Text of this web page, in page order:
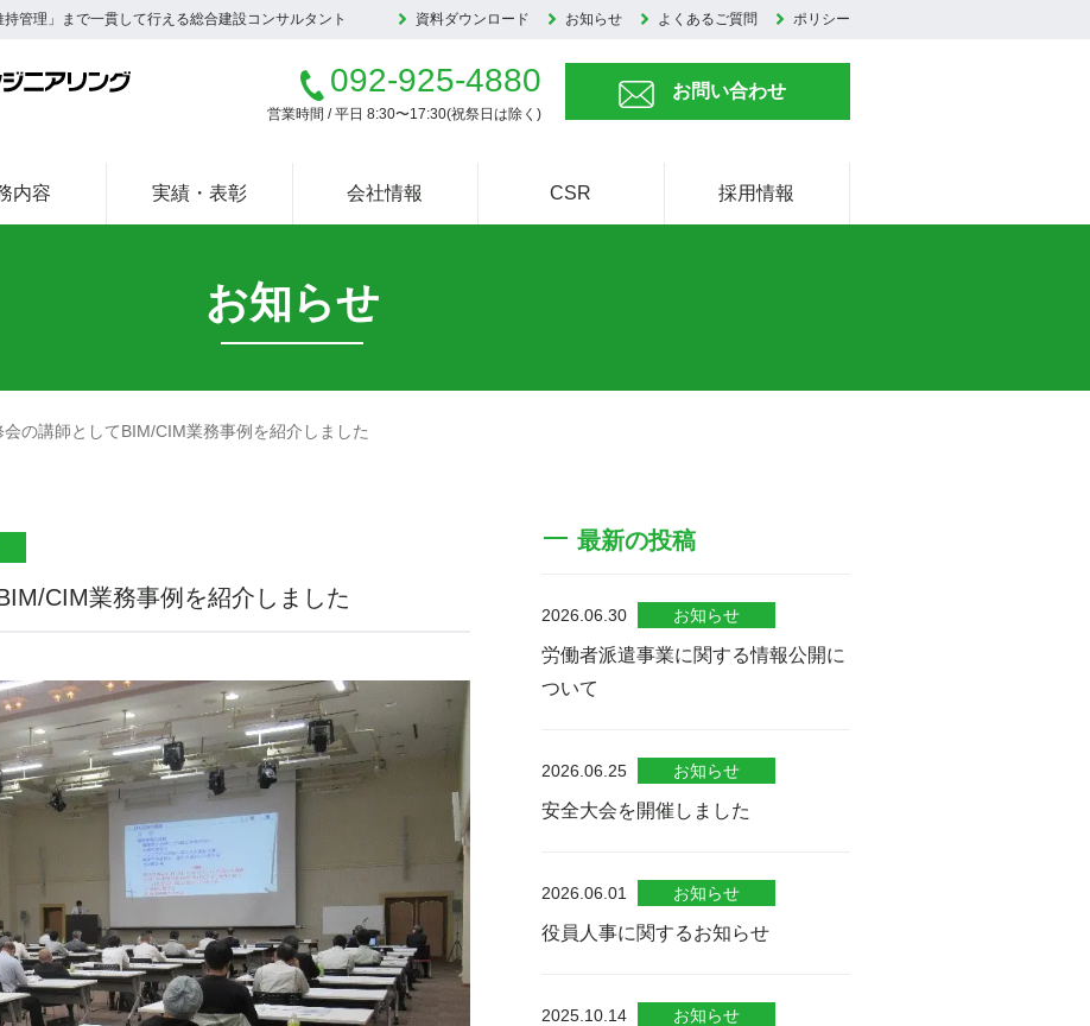
管理」まで一貫して行える総合建設コンサルタント 資料ダウンロード お知らせ よくあるご質問 ポリシー
092-925-4880
営業時間 / 平日 8:30〜17:30(祝祭日は除く)
お問い合わせ
内容 実績・表彰 会社情報 CSR 採用情報
お知らせ
会の講師としてBIM/CIM業務事例を紹介しました
CIM業務事例を紹介しました
最新の投稿
2026.06.30 お知らせ
労働者派遣事業に関する情報公開に
ついて
2026.06.25 お知らせ
安全大会を開催しました
2026.06.01 お知らせ
役員人事に関するお知らせ
2025.10.14 お知らせ